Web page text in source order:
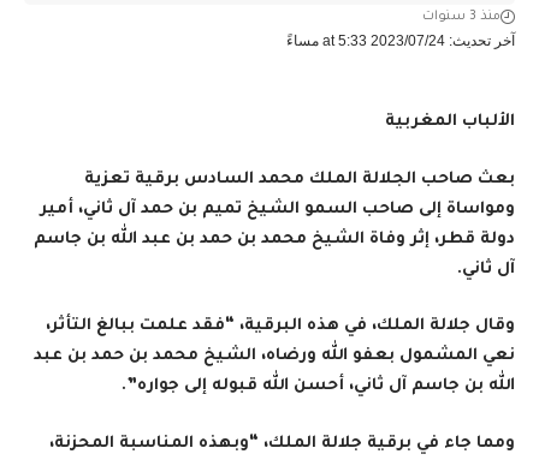
آخر تحديث: 2023/07/24 at 5:33 مساءً
منذ 3 سنوات
الألباب المغربية
بعث صاحب الجلالة الملك محمد السادس برقية تعزية
ومواساة إلى صاحب السمو الشيخ تميم بن حمد آل ثاني، أمير
دولة قطر، إثر وفاة الشيخ محمد بن حمد بن عبد الله بن جاسم
آل ثاني.
وقال جلالة الملك، في هذه البرقية، “فقد علمت ببالغ التأثر،
نعي المشمول بعفو الله ورضاه، الشيخ محمد بن حمد بن عبد
الله بن جاسم آل ثاني، أحسن الله قبوله إلى جواره”.
ومما جاء في برقية جلالة الملك، “وبهذه المناسبة المحزنة،